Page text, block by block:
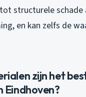
structurele schade
en kan zelfs de
zijn het
Eindhoven?